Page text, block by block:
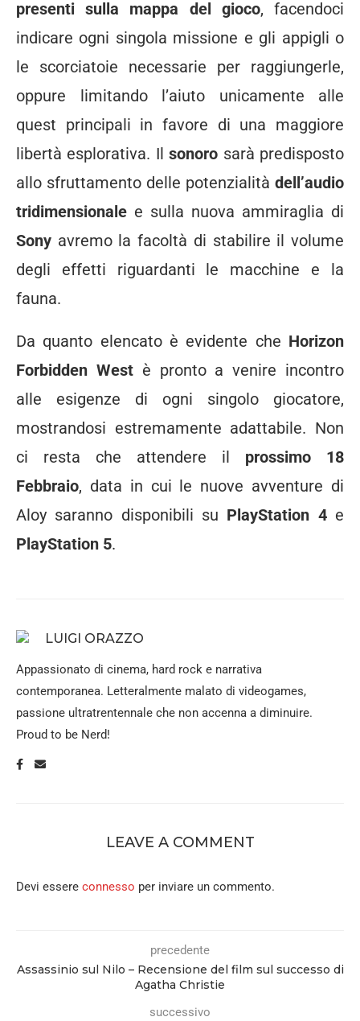
presenti sulla mappa del gioco, facendoci
indicare ogni singola missione e gli appigli o
le scorciatoie necessarie per raggiungerle,
oppure limitando l’aiuto unicamente alle
quest principali in favore di una maggiore
libertà esplorativa. Ilsonoro sarà predisposto
allo sfruttamento delle potenzialità dell’audio
tridimensionale e sulla nuova ammiraglia di
Sony avremo la facoltà di stabilire il volume
degli effetti riguardanti le macchine e la
fauna.
Da quanto elencato è evidente che Horizon
Forbidden Westè pronto a venire incontro
alle esigenze di ogni singolo giocatore,
mostrandosi estremamente adattabile. Non
ci resta che attendere il prossimo 18
Febbraio, data in cui le nuove avventure di
Aloy saranno disponibili su PlayStation 4e
PlayStation 5.
LUIGI ORAZZO
Appassionato di cinema, hard rock e narrativa
contemporanea. Letteralmente malato di videogames,
passione ultratrentennale che non accenna a diminuire.
Proud to be Nerd!
LEAVE A COMMENT
Devi essere connesso per inviare un commento.
precedente
Assassinio sul Nilo – Recensione del film sul successo di
Agatha Christie
successivo